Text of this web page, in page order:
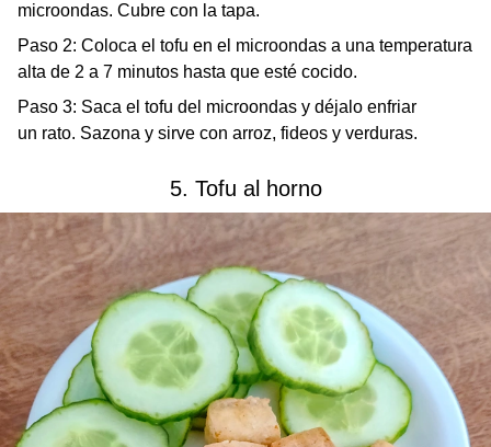
microondas. Cubre con la tapa.
Paso 2: Coloca el tofu en el microondas a una temperatura
alta de 2 a 7 minutos hasta que esté cocido.
Paso 3: Saca el tofu del microondas y déjalo enfriar
un rato. Sazona y sirve con arroz, fideos y verduras.
5. Tofu al horno